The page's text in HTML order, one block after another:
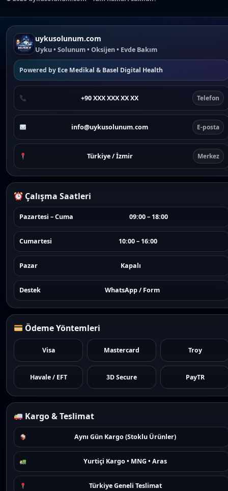
uykusolunum.com
Uyku • Solunum • Oksijen • Evde Bakım
Powered by Ece Medikal & Basel Digital Health
+90 XXX XXX XX XX Telefon
info@uykusolunum.com E-posta
Türkiye / İzmir Merkez
Çalışma Saatleri
Pazartesi – Cuma 09:00 – 18:00
Cumartesi 10:00 – 16:00
Pazar Kapalı
Destek WhatsApp / Form
Ödeme Yöntemleri
Visa Mastercard Troy
Havale / EFT 3D Secure PayTR
Kargo & Teslimat
Aynı Gün Kargo (Stoklu Ürünler)
Yurtiçi Kargo • MNG • Aras
Türkiye Geneli Teslimat